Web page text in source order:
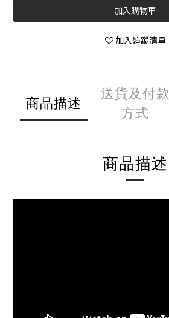
加入購物車
加入追蹤清單
商品描述
送貨及付款
方式
商品描述